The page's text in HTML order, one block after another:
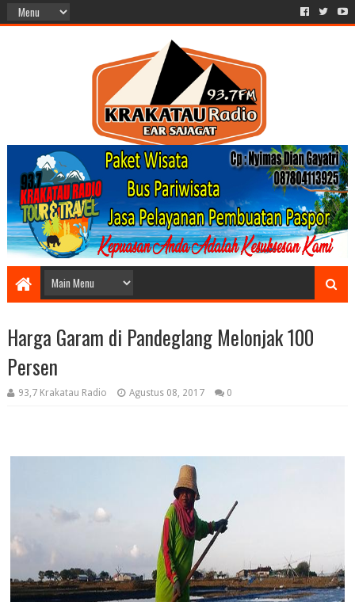
Harga Garam di Pandeglang Melonjak 100
Persen
93,7 Krakatau Radio Agustus 08, 2017 0